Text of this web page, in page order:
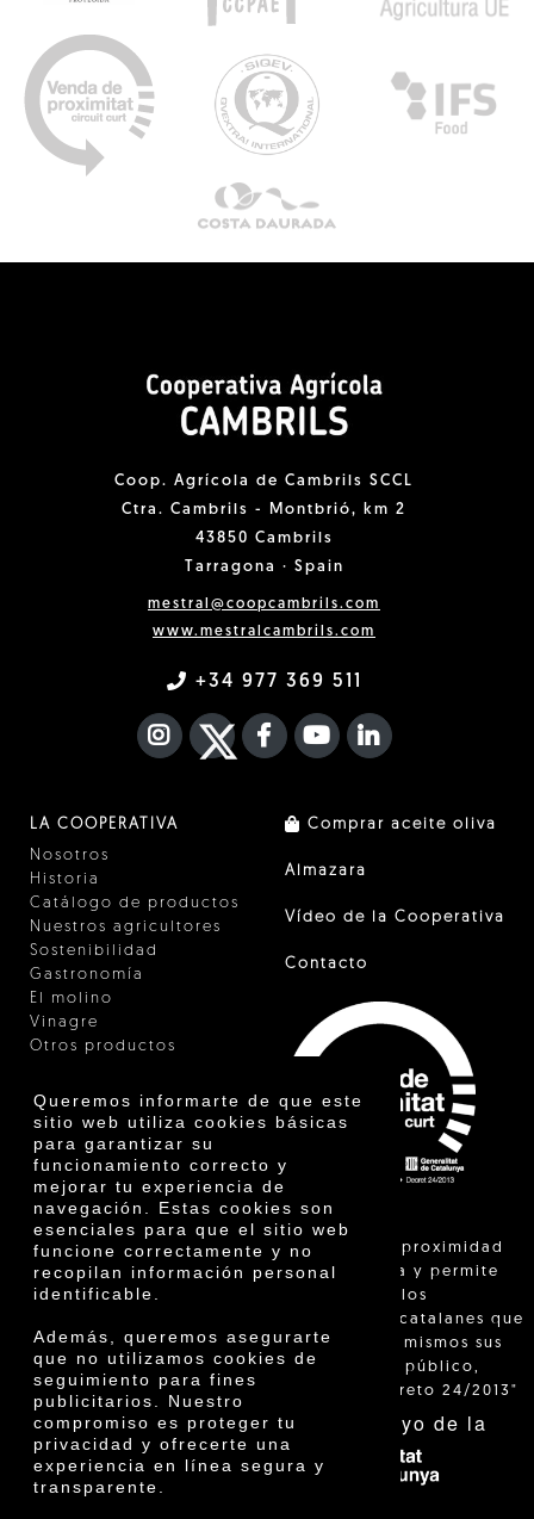
Queremos informarte de que este
sitio web utiliza cookies básicas
para garantizar su
funcionamiento correcto y
mejorar tu experiencia de
navegación. Estas cookies son
esenciales para que el sitio web
funcione correctamente y no
recopilan información personal
identificable.
Además, queremos asegurarte
que no utilizamos cookies de
seguimiento para fines
publicitarios. Nuestro
compromiso es proteger tu
privacidad y ofrecerte una
experiencia en línea segura y
transparente.
Coop. Agrícola de Cambrils SCCL
Ctra. Cambrils - Montbrió, km 2
43850 Cambrils
Tarragona · Spain
mestral@coopcambrils.com
www.mestralcambrils.com
+34 977 369 511
INSTAGRAM
TWITTER
FACEBOOK F
YOUTUBEFA LINKEDIN
LA COOPERATIVA
Nosotros
Historia
Catálogo de productos
Nuestros agricultores
Sostenibilidad
Gastronomía
El molino
Vinagre
Otros productos
Premios
Innovación
Comprar aceite oliva
Almazara
Vídeo de la Cooperativa
Contacto
"La venta de proximidad
está regulada y permite
identificar a los
agricultores catalanes que
venden ellos mismos sus
productos al público,
según el Decreto 24/2013"
Con el apoyo de la